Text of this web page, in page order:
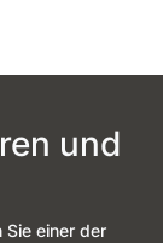
und
Sie einer der